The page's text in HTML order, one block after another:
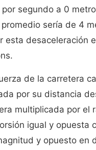
segundo a 0
sería de 4
esta desaceleración
de la carretera
por su distancia
multiplicada por el
igual y opuesta
y opuesto en